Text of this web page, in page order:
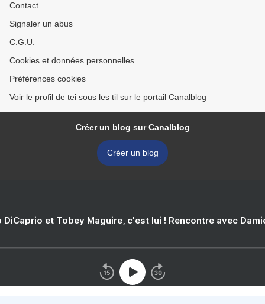
Contact
Signaler un abus
C.G.U.
Cookies et données personnelles
Préférences cookies
Voir le profil de tei sous les til sur le portail Canalblog
Créer un blog sur Canalblog
Créer un blog
DiCaprio et Tobey Maguire, c'est lui ! Rencontre avec